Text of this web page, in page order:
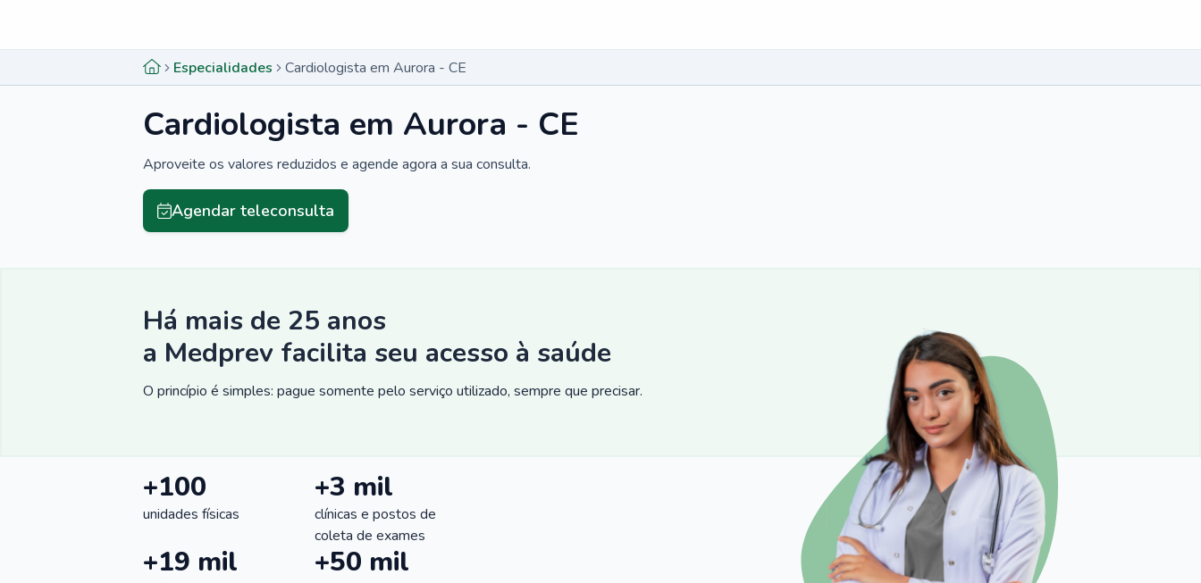
Especialidades Cardiologista em Aurora - CE
Cardiologista em Aurora - CE
Aproveite os valores reduzidos e agende agora a sua consulta.
Agendar teleconsulta
Há mais de 25 anos
a Medprev facilita seu acesso à saúde
O princípio é simples: pague somente pelo serviço utilizado, sempre que precisar.
+100
unidades físicas
+3 mil
clínicas e postos de
coleta de exames
+19 mil +50 mil